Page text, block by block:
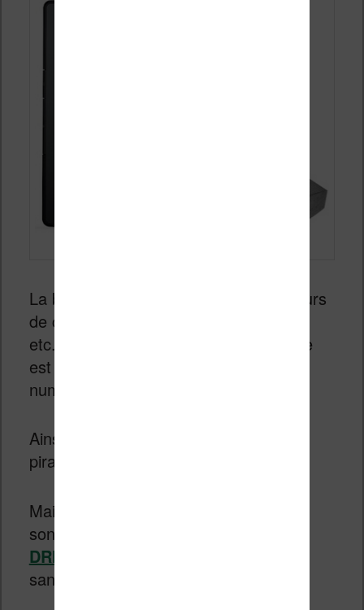
La bonne intention est d’aider les auteurs
de contenus (livres, musique, cinéma,
etc.) de protéger leur œuvre quand elle
est distribuée et vendue sous forme
numérique.
Ainsi, le DRM est sensée éviter un
piratage de masse de l’œuvre.
Mais, en pratique, de nombreux outils
sont disponibles pour
DRM des livres
sans doute).